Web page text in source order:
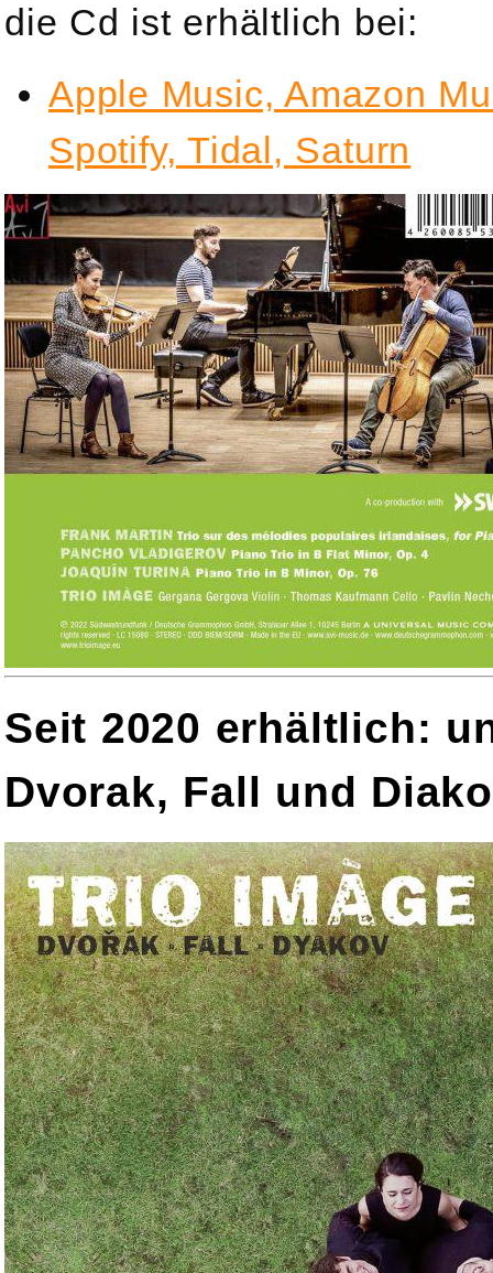
die Cd ist erhältlich bei:
Apple Music, Amazon
Spotify, Tidal, Saturn
Seit 2020 erhältlich:
Dvorak, Fall und